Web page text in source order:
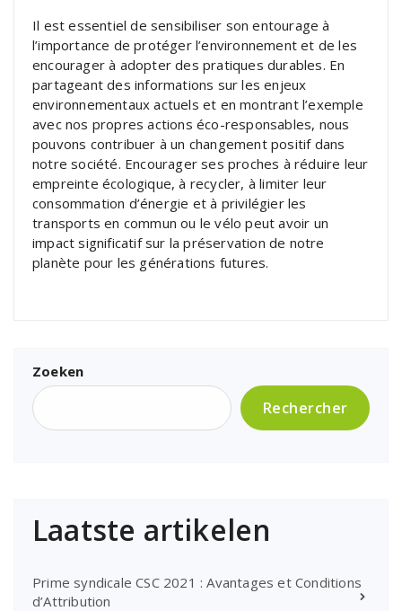
Il est essentiel de sensibiliser son entourage à
l’importance de protéger l’environnement et de les
encourager à adopter des pratiques durables. En
partageant des informations sur les enjeux
environnementaux actuels et en montrant l’exemple
avec nos propres actions éco-responsables, nous
pouvons contribuer à un changement positif dans
notre société. Encourager ses proches à réduire leur
empreinte écologique, à recycler, à limiter leur
consommation d’énergie et à privilégier les
transports en commun ou le vélo peut avoir un
impact significatif sur la préservation de notre
planète pour les générations futures.
Zoeken
Rechercher
Laatste artikelen
Prime syndicale CSC 2021 : Avantages et Conditions
d’Attribution